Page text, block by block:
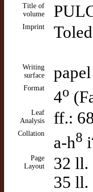
Title of
volume
Imprint
Writing
surface
Format 4o
Leaf
Analysis
ff.:
Collation a-h8 i
Page
Layout
32 ll.
35 ll.